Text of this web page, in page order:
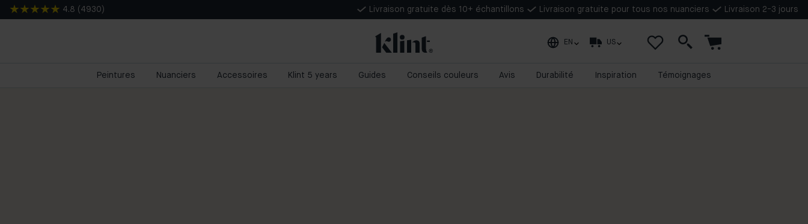
4.8 ( 4930 ) Livraison gratuite dès 10+ échantillons Livraison gratuite pour tous nos nuanciers Livraison 2-3 jours
EN US
Peintures Nuanciers Accessoires Klint 5 years Guides Conseils couleurs Avis Durabilité Inspiration Témoignages